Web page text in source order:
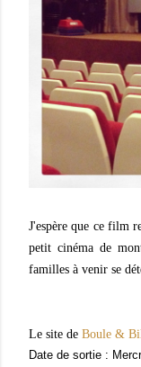
J'espère que ce film
petit cinéma de
familles à venir se
Le site de Boule &
Date de sortie :